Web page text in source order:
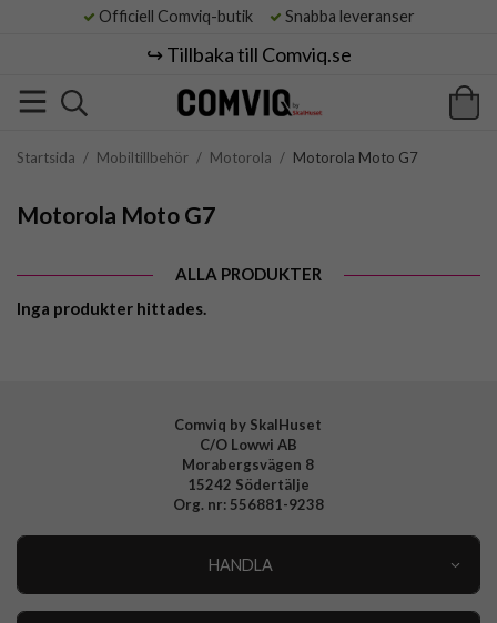
Officiell Comviq-butik Snabba leveranser
↪️ Tillbaka till Comviq.se
Startsida / Mobiltillbehör / Motorola / Motorola Moto G7
Motorola Moto G7
ALLA PRODUKTER
Inga produkter hittades.
Comviq by SkalHuset
C/O Lowwi AB
Morabergsvägen 8
15242 Södertälje
Org. nr: 556881-9238
HANDLA